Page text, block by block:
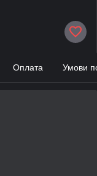
Оплата Умови